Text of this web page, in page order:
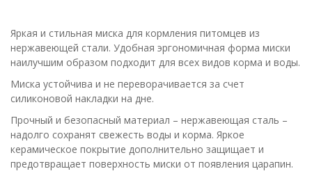
Яркая и стильная миска для кормления питомцев из
нержавеющей стали. Удобная эргономичная форма миски
наилучшим образом подходит для всех видов корма и воды.
Миска устойчива и не переворачивается за счет
силиконовой накладки на дне.
Прочный и безопасный материал – нержавеющая сталь –
надолго сохранят свежесть воды и корма. Яркое
керамическое покрытие дополнительно защищает и
предотвращает поверхность миски от появления царапин.